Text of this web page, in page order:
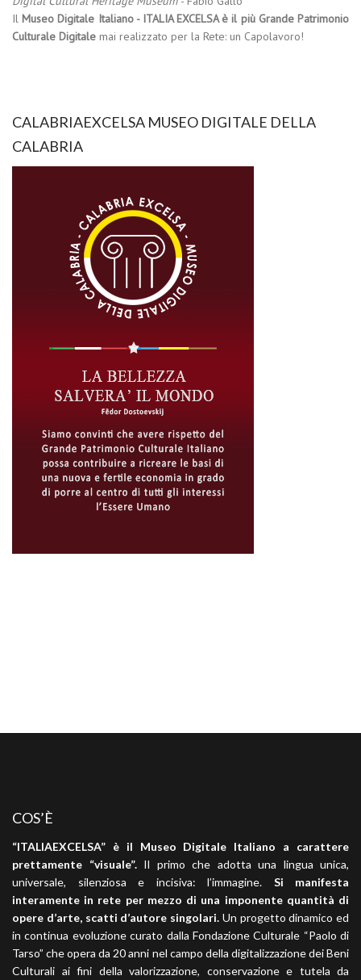
IlMuseo Digitale Italiano - ITALIA EXCELSA è il più Grande Patrimonio
Culturale Digitale mai realizzato per la Rete: un Capolavoro!
CALABRIAEXCELSA MUSEO DIGITALE DELLA
CALABRIA
COS’È
“ITALIAEXCELSA” è il Museo Digitale Italiano a carattere
prettamente “visuale”.Il primo che adotta una lingua unica,
universale, silenziosa e incisiva: l’immagine. Si manifesta
interamente in rete per mezzo di una imponente quantità di
opere d’arte, scatti d’autore singolari. Un progetto dinamico ed
in continua evoluzione curato dalla Fondazione Culturale “Paolo di
Tarso” che opera da 20 anni nel campo della digitalizzazione dei Beni
Culturali ai fini della valorizzazione, conservazione e tutela da